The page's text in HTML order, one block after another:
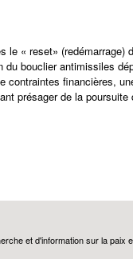
le « reset»
du bouclier antimissiles
contraintes financières,
présager de la
et d'information sur la paix